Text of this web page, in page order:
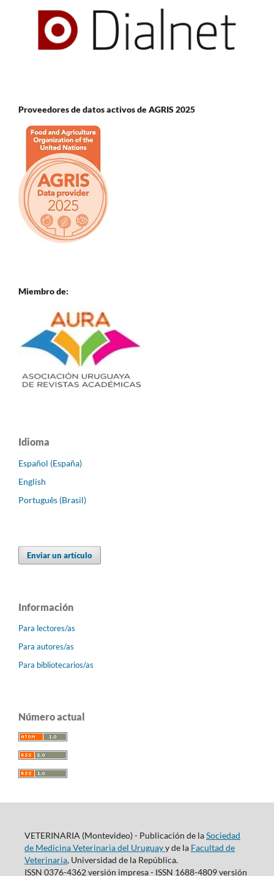
Proveedores de datos activos de AGRIS 2025
Miembro de:
Idioma
Español (España)
English
Português (Brasil)
Enviar un artículo
Información
Para lectores/as
Para autores/as
Para bibliotecarios/as
Número actual
VETERINARIA (Montevideo) - Publicación de laSociedad
de Medicina Veterinaria del Uruguayy de la Facultad de
Veterinaria, Universidad de la República.
ISSN 0376-4362 versión impresa - ISSN 1688-4809 versión